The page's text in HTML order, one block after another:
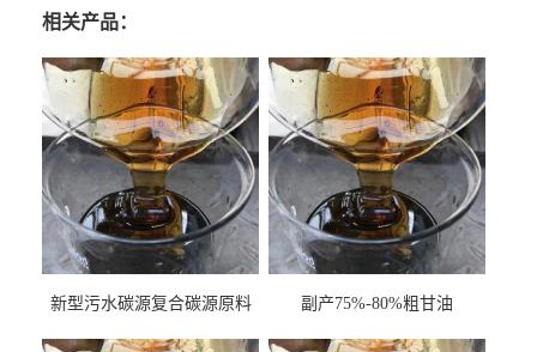
相关产品：
新型污水碳源复合碳源原料
副产75%-80%粗甘油